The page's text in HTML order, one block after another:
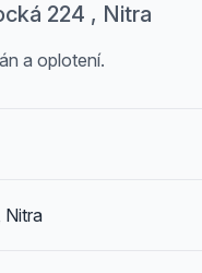
224 , Nitra
a oplotení.
Nitra